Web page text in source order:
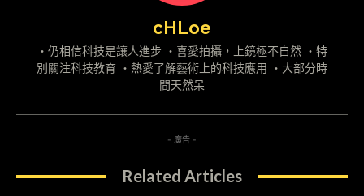
cHLoe
・仍相信科技是讓人進步 ・喜愛拍攝，上鏡極不自然 ・特
別關注科技教育 ・熱愛了解藝術上的科技應用 ・大部分時
間天然呆
- 廣告 -
Related Articles